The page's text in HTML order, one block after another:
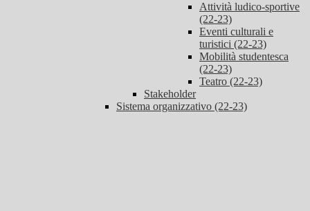
Attività ludico-sportive
(22-23)
Eventi culturali e
turistici (22-23)
Mobilità studentesca
(22-23)
Teatro (22-23)
Stakeholder
Sistema organizzativo (22-23)